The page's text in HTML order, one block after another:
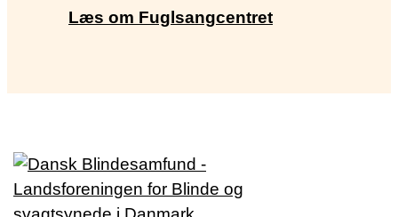
Læs om Fuglsangcentret